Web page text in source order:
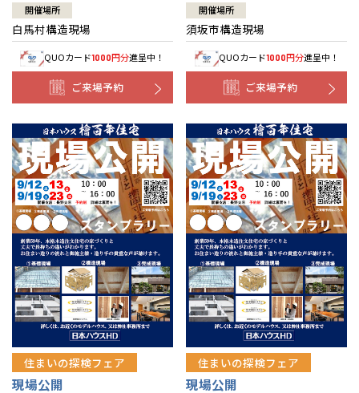
開催場所
白馬村構造現場
QUOカード1000円分進呈中！
ご来場予約
開催場所
須坂市構造現場
QUOカード1000円分進呈中！
ご来場予約
住まいの探検フェア
現場公開
住まいの探検フェア
現場公開